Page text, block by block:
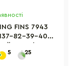
FINS 7943
82-39-40
5 25